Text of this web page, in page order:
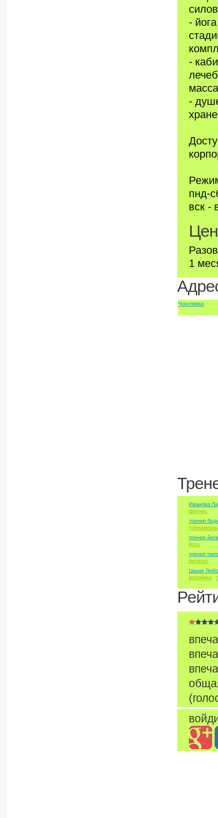
-
-
-
пнд-
вск -
1
Чоколовка
Иванова
фитнес
тренер
тренер йога
йога
тренер
пилатес
Цицак
аэробика